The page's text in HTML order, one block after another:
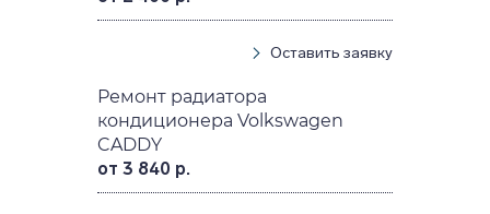
Оставить заявку
Ремонт радиатора
кондиционера Volkswagen
CADDY
от 3 840 р.